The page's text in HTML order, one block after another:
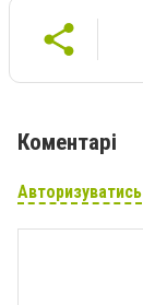
Коментарі
Авторизуватись